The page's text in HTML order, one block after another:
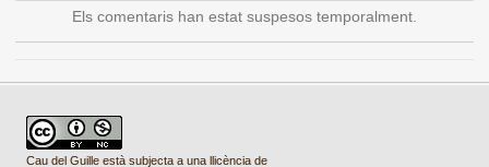
Els comentaris han estat suspesos temporalment.
Cau del Guille està subjecta a una llicència de